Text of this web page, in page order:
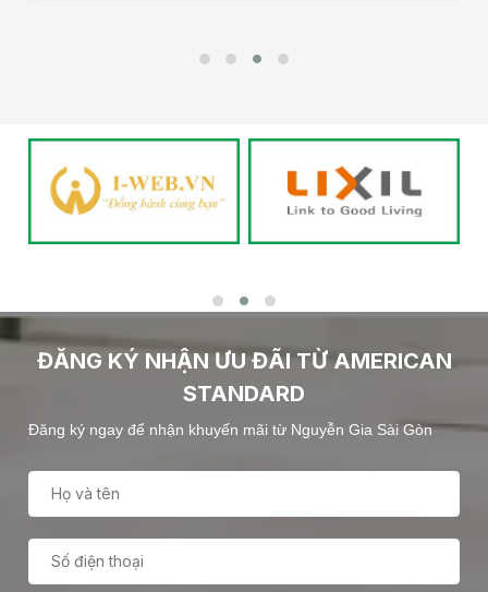
ĐĂNG KÝ NHẬN ƯU ĐÃI TỪ AMERICAN
STANDARD
Đăng ký ngay để nhận khuyến mãi từ Nguyễn Gia Sài Gòn